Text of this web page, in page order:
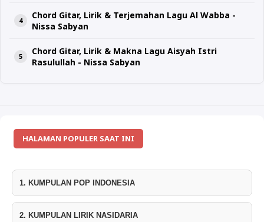
Chord Gitar, Lirik & Terjemahan Lagu Al Wabba -
Nissa Sabyan
Chord Gitar, Lirik & Makna Lagu Aisyah Istri
Rasulullah - Nissa Sabyan
HALAMAN POPULER SAAT INI
1. KUMPULAN POP INDONESIA
2. KUMPULAN LIRIK NASIDARIA